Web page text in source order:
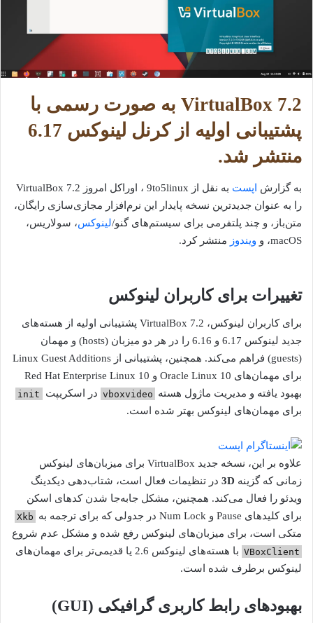
VirtualBox 7.2 به صورت رسمی با
پشتیبانی اولیه از کرنل لینوکس 6.17
منتشر شد.
به گزارش اپست
به نقل از 9to5linux ، اوراکل امروز VirtualBox 7.2
را به عنوان جدیدترین نسخه پایدار این نرم‌افزار مجازی‌سازی رایگان،
متن‌باز، و چند پلتفرمی برای سیستم‌های گنو/لینوکس، سولاریس،
macOS، و
ویندوز منتشر کرد.
تغییرات برای کاربران لینوکس
برای کاربران لینوکس، VirtualBox 7.2 پشتیبانی اولیه از هسته‌های
جدید لینوکس 6.17 و 6.16 را در هر دو میزبان (hosts) و مهمان
(guests) فراهم می‌کند. همچنین، پشتیبانی از Linux Guest Additions
برای مهمان‌های Oracle Linux 10 و Red Hat Enterprise Linux 10
بهبود یافته و مدیریت ماژول هسته vboxvideo در اسکریپت init
برای مهمان‌های لینوکس بهتر شده است.
علاوه بر این، نسخه جدید VirtualBox برای میزبان‌های لینوکس
زمانی که گزینه 3D در تنظیمات فعال است، شتاب‌دهی دیکدینگ
ویدئو را فعال می‌کند. همچنین، مشکل جابه‌جا شدن کدهای اسکن
برای کلیدهای Pause و Num Lock در جدولی که برای ترجمه به
Xkb
متکی است، برای میزبان‌های لینوکس رفع شده و مشکل عدم شروع
VBoxClient
با هسته‌های لینوکس 2.6 یا قدیمی‌تر برای مهمان‌های
لینوکس برطرف شده است.
بهبودهای رابط کاربری گرافیکی (GUI)